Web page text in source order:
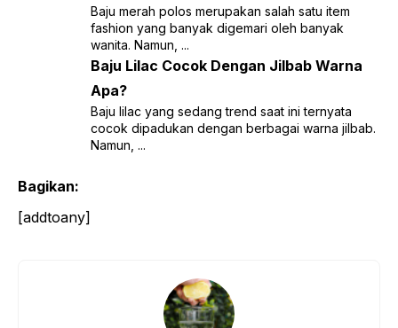
Baju merah polos merupakan salah satu item
fashion yang banyak digemari oleh banyak
wanita. Namun, ...
Baju Lilac Cocok Dengan Jilbab Warna
Apa?
Baju lilac yang sedang trend saat ini ternyata
cocok dipadukan dengan berbagai warna jilbab.
Namun, ...
Bagikan:
[addtoany]